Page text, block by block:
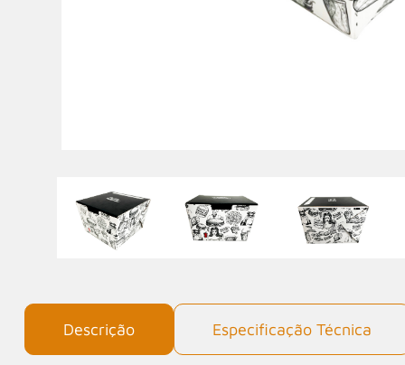
Descrição Especificação Técnica